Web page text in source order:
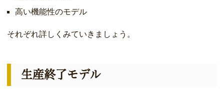
高い機能性のモデル
それぞれ詳しくみていきましょう。
生産終了モデル